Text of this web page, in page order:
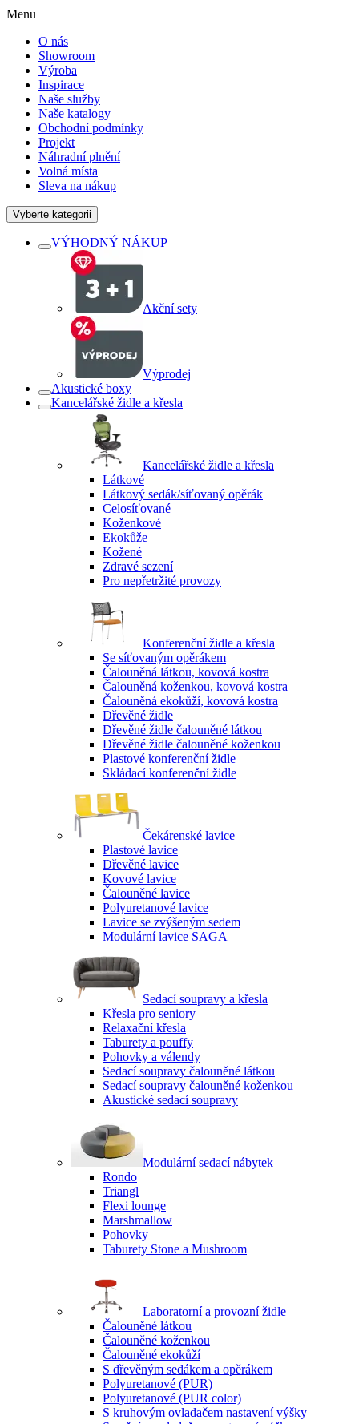
Menu
O nás
Showroom
Výroba
Inspirace
Naše služby
Naše katalogy
Obchodní podmínky
Projekt
Náhradní plnění
Volná místa
Sleva na nákup
Vyberte kategorii
VÝHODNÝ NÁKUP
Akční sety
Výprodej
Akustické boxy
Kancelářské židle a křesla
Kancelářské židle a křesla
Látkové
Látkový sedák/síťovaný opěrák
Celosíťované
Koženkové
Ekokůže
Kožené
Zdravé sezení
Pro nepřetržité provozy
Konferenční židle a křesla
Se síťovaným opěrákem
Čalouněná látkou, kovová kostra
Čalouněná koženkou, kovová kostra
Čalouněná ekokůží, kovová kostra
Dřevěné židle
Dřevěné židle čalouněné látkou
Dřevěné židle čalouněné koženkou
Plastové konferenční židle
Skládací konferenční židle
Čekárenské lavice
Plastové lavice
Dřevěné lavice
Kovové lavice
Čalouněné lavice
Polyuretanové lavice
Lavice se zvýšeným sedem
Modulární lavice SAGA
Sedací soupravy a křesla
Křesla pro seniory
Relaxační křesla
Taburety a pouffy
Pohovky a válendy
Sedací soupravy čalouněné látkou
Sedací soupravy čalouněné koženkou
Akustické sedací soupravy
Modulární sedací nábytek
Rondo
Triangl
Flexi lounge
Marshmallow
Pohovky
Taburety Stone a Mushroom
Laboratorní a provozní židle
Čalouněné látkou
Čalouněné koženkou
Čalouněné ekokůží
S dřevěným sedákem a opěrákem
Polyuretanové (PUR)
Polyuretanové (PUR color)
S kruhovým ovladačem nastavení výšky